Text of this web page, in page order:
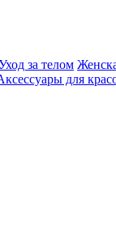
за телом
для